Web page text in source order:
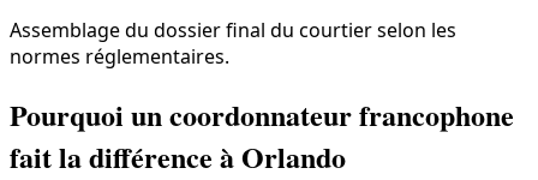
Assemblage du dossier final du courtier selon les
normes réglementaires.
Pourquoi un coordonnateur francophone
fait la différence à Orlando